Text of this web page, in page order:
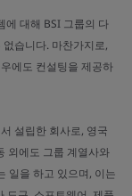
에 대해 BSI 그룹의 다
습니다. 마찬가지로,
에도 컨설팅을 제공하
설립한 회사로, 영국
외에도 그룹 계열사와
일을 하고 있으며, 이는